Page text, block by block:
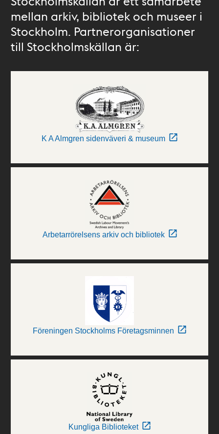
mellan arkiv, bibliotek och museer i
Stockholm. Partnerorganisationer
till Stockholmskällan är:
K A Almgren sidenväveri & museum
Arbetarrörelsens arkiv och bibliotek
Föreningen Stockholms Företagsminnen
Kungliga Biblioteket